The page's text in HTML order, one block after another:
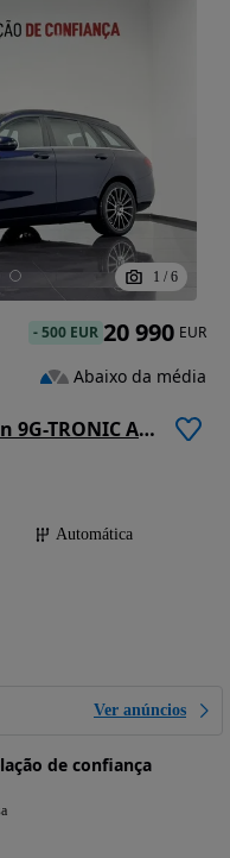
1 / 6
Mercedes-Benz C 220 d Station 9G-TRONIC Avantgarde
Automática
Ver anúncios
de confiança
-500 EUR 20 990 EUR
Abaixo da média